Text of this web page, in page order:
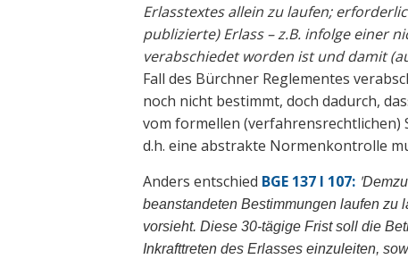
Erlasstextes allein zu laufen;
publizierte) Erlass – z.B. infolge einer
verabschiedet worden ist und damit
Fall des Bürchner Reglementes
noch nicht bestimmt, doch dadurch,
vom formellen
d.h. eine abstrakte Normenkontrolle
Anders entschied BGE 137 I 107: '
beanstandeten Bestimmungen laufen zu
vorsieht. Diese 30-tägige Frist soll die
Inkrafttreten des Erlasses einzuleiten,